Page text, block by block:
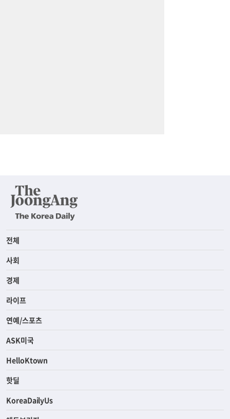
전체
사회
경제
라이프
연예/스포츠
ASK미국
HelloKtown
핫딜
KoreaDailyUs